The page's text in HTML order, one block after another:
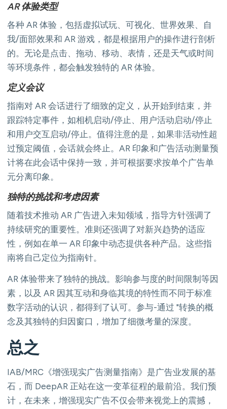
AR 体验类型
各种 AR 体验，包括虚拟试玩、可视化、世界效果、自
我/面部效果和 AR 游戏，都是根据用户的操作进行剖析
的。无论是点击、拖动、移动、表情，还是天气或时间
等环境条件，都会触发独特的 AR 体验。
定义会议
指南对 AR 会话进行了细致的定义，从开始到结束，并
跟踪特定事件，如相机启动/停止、用户活动启动/停止
和用户交互启动/停止。值得注意的是，如果非活动性超
过预定阈值，会话就会终止。AR 印象和广告活动测量预
计将在此会话中保持一致，并可根据要求按单个广告单
元分离印象。
独特的挑战和考虑因素
随着技术推动 AR 广告进入未知领域，指导方针强调了
持续研究的重要性。准则还强调了对新兴趋势的适应
性，例如在单一 AR 印象中动态提供各种产品。这些指
南将自己定位为指南针。
AR 体验带来了独特的挑战。影响参与度的时间限制等因
素，以及 AR 因其互动和身临其境的特性而不同于标准
数字活动的认识，都得到了认可。参与-通过 "转换的概
念及其独特的归因窗口，增加了细微考量的深度。
总之
IAB/MRC《增强现实广告测量指南》是广告业发展的基
石，而 DeepAR 正站在这一变革征程的最前沿。我们预
计，在未来，增强现实广告不仅会带来视觉上的震撼，